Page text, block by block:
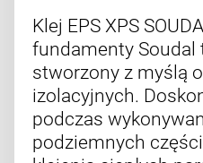
Klej EPS XPS
fundamenty Soudal
stworzony z myślą
izolacyjnych.
podczas
podziemnych